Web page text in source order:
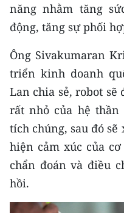
năng nhằm tăng
động, tăng sự phối
Ông Sivakumaran
triển kinh doanh
Lan chia sẻ, robot sẽ
rất nhỏ của hệ
tích chúng, sau đó
hiện cảm xúc của
chẩn đoán và điều
hồi.